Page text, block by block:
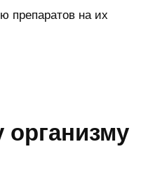
препаратов на их
организму